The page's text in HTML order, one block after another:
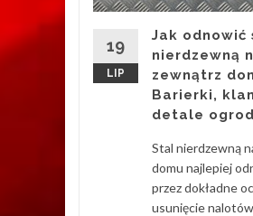
19
LIP
Jak odnowić
nierdzewną
zewnątrz
Barierki,
detale
Stal nierdzewną
domu najlepiej
przez dokładne
usunięcie